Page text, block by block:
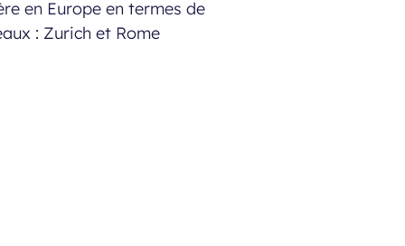
en Europe en termes de
: Zurich et Rome